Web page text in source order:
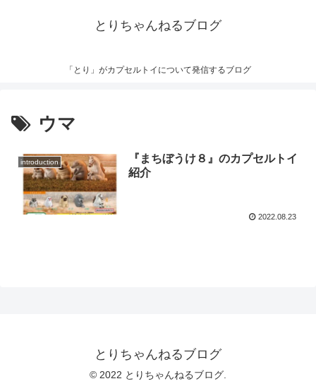
とりちゃんねるブログ
「とり」がカプセルトイについて発信するブログ
ウマ
introduction
『まちぼうけ８』のカプセルトイ
紹介
2022.08.23
とりちゃんねるブログ
© 2022 とりちゃんねるブログ.